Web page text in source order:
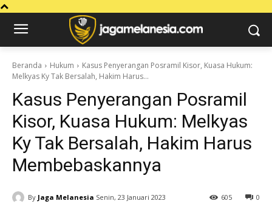
Beranda Hukum
Kasus Penyerangan Posramil Kisor, Kuasa Hukum:
Melkyas Ky Tak Bersalah, Hakim Harus...
Kasus Penyerangan Posramil
Kisor, Kuasa Hukum: Melkyas
Ky Tak Bersalah, Hakim Harus
Membebaskannya
By Jaga Melanesia Senin, 23 Januari 2023 0
605